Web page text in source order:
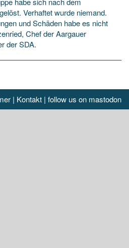
Verhaftet wurde niemand.
und Schäden habe es nicht
Chef der Aargauer
der SDA.
| Kontakt | follow us on mastodon